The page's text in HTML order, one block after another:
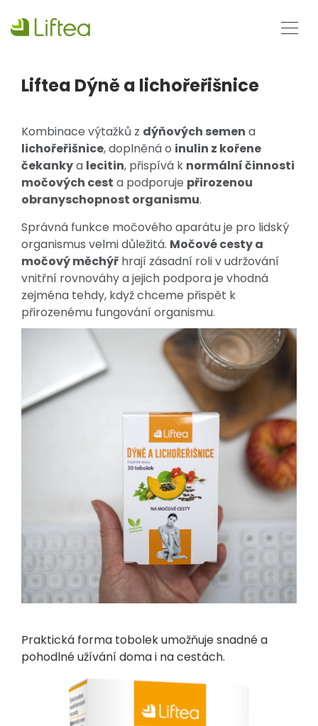
Liftea Dýně a lichořeřišnice
Kombinace výtažků z dýňových semen a
lichořeřišnice, doplněná o inulin z kořene
čekankya lecitin, přispívá k normální činnosti
močových cest a podporuje přirozenou
obranyschopnost organismu.
Správná funkce močového aparátu je pro lidský
organismus velmi důležitá. Močové cesty a
močový měchýř hrají zásadní roli v udržování
vnitřní rovnováhy a jejich podpora je vhodná
zejména tehdy, když chceme přispět k
přirozenému fungování organismu.
Praktická forma tobolek umožňuje snadné a
pohodlné užívání doma i na cestách.